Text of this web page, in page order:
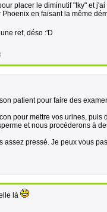
placer le diminutif "Iky" et
en faisant la même
ref, déso :'D
patient pour faire des
pour mettre vos urines,
et nous procéderons à
assez pressé. Je peux vous
là